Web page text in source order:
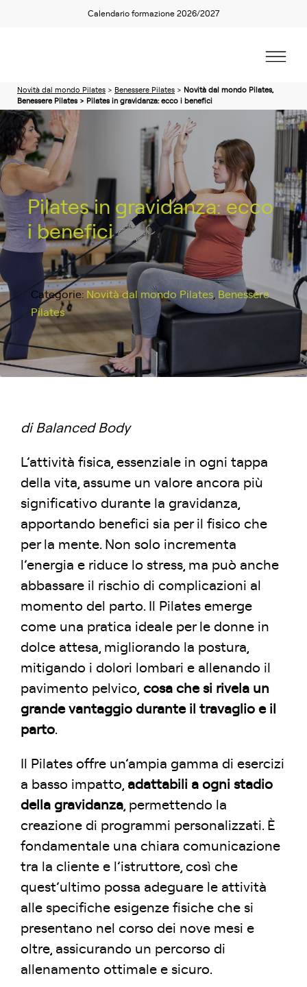
Calendario formazione 2026/2027
Novità dal mondo Pilates > Benessere Pilates > Novità dal mondo Pilates,
Benessere Pilates > Pilates in gravidanza: ecco i benefici
Pilates in gravidanza: ecco
i benefici
Categorie: Novità dal mondo Pilates Benessere
Pilates
di Balanced Body
L’attività fisica, essenziale in ogni tappa
della vita, assume un valore ancora più
significativo durante la gravidanza,
apportando benefici sia per il fisico che
per la mente. Non solo incrementa
l’energia e riduce lo stress, ma può anche
abbassare il rischio di complicazioni al
momento del parto. Il Pilates emerge
come una pratica ideale per le donne in
dolce attesa, migliorando la postura,
mitigando i dolori lombari e allenando il
pavimento pelvico, cosa che si rivela un
grande vantaggio durante il travaglio e il
parto.
Il Pilates offre un’ampia gamma di esercizi
a basso impatto, adattabili a ogni stadio
della gravidanza, permettendo la
creazione di programmi personalizzati. È
fondamentale una chiara comunicazione
tra la cliente e l’istruttore, così che
quest’ultimo possa adeguare le attività
alle specifiche esigenze fisiche che si
presentano nel corso dei nove mesi e
oltre, assicurando un percorso di
allenamento ottimale e sicuro.